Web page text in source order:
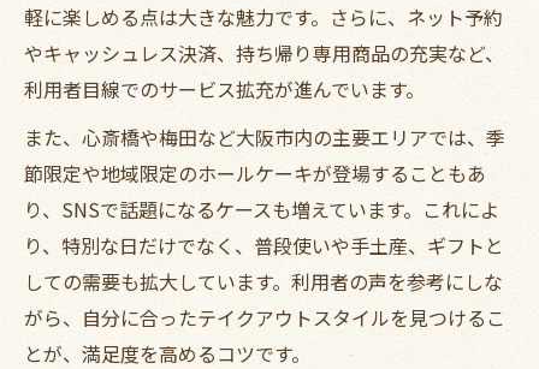
軽に楽しめる点は大きな魅力です。さらに、ネット予約
やキャッシュレス決済、持ち帰り専用商品の充実など、
利用者目線でのサービス拡充が進んでいます。
また、心斎橋や梅田など大阪市内の主要エリアでは、季
節限定や地域限定のホールケーキが登場することもあ
り、SNSで話題になるケースも増えています。これによ
り、特別な日だけでなく、普段使いや手土産、ギフトと
しての需要も拡大しています。利用者の声を参考にしな
がら、自分に合ったテイクアウトスタイルを見つけるこ
とが、満足度を高めるコツです。